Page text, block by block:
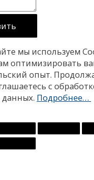
мы используем
оптимизировать
опыт.
с
Подробнее…